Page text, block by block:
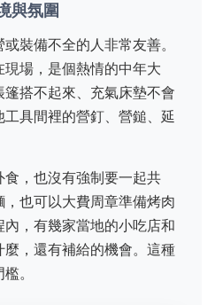
與氛圍
裝備不全的人非常友善。
場，是個熱情的中年大
搭不起來、充氣床墊不會
具間裡的營釘、營鎚、延
，也沒有強制要一起共
也可以大費周章準備烤肉
，有幾家當地的小吃店和
，還有補給的機會。這種
。